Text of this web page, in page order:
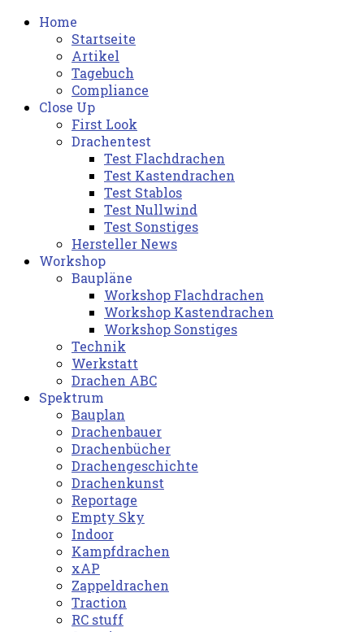
Home
Startseite
Artikel
Tagebuch
Compliance
Close Up
First Look
Drachentest
Test Flachdrachen
Test Kastendrachen
Test Stablos
Test Nullwind
Test Sonstiges
Hersteller News
Workshop
Baupläne
Workshop Flachdrachen
Workshop Kastendrachen
Workshop Sonstiges
Technik
Werkstatt
Drachen ABC
Spektrum
Bauplan
Drachenbauer
Drachenbücher
Drachengeschichte
Drachenkunst
Reportage
Empty Sky
Indoor
Kampfdrachen
xAP
Zappeldrachen
Traction
RC stuff